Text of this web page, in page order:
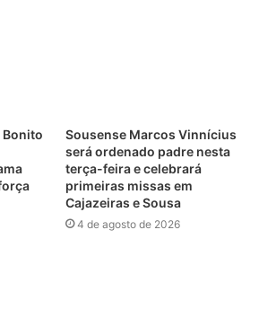
Bonito
Sousense Marcos Vinnícius
será ordenado padre nesta
terça-feira e celebrará
primeiras missas em
Cajazeiras e Sousa
4 de agosto de 2026